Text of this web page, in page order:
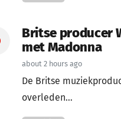
Britse producer
met Madonna
about 2 hours ago
De Britse
overleden...